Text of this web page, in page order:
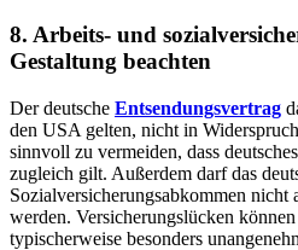
8. Arbeits- und
Gestaltung beachten
Der deutsche Entsendungsvertrag
den USA gelten, nicht in
sinnvoll zu vermeiden, dass
zugleich gilt. Außerdem darf das
Sozialversicherungsabkommen nicht
werden. Versicherungslücken
typischerweise besonders